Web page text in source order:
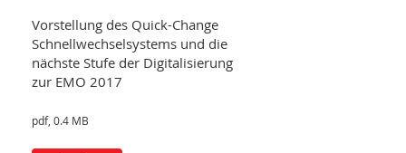
Vorstellung des Quick-Change
Schnellwechselsystems und die
nächste Stufe der Digitalisierung
zur EMO 2017
pdf, 0.4 MB